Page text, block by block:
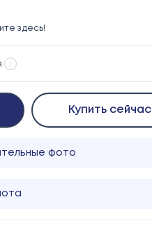
здесь!
i
Купить сейчас
фото